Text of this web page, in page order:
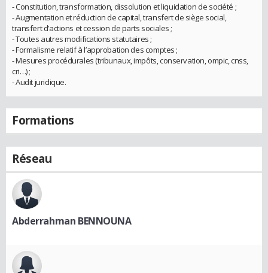
- Constitution, transformation, dissolution et liquidation de société ;
- Augmentation et réduction de capital, transfert de siège social,
transfert d’actions et cession de parts sociales ;
- Toutes autres modifications statutaires ;
- Formalisme relatif à l’approbation des comptes ;
- Mesures procédurales (tribunaux, impôts, conservation, ompic, cnss,
cri…) ;
- Audit juridique.
Formations
Réseau
Abderrahman BENNOUNA